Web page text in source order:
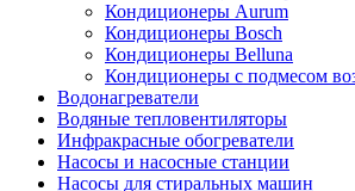
Кондиционеры Aurum
Кондиционеры Bosch
Кондиционеры Belluna
Кондиционеры с подмесом
Водонагреватели
Водяные тепловентиляторы
Инфракрасные обогреватели
Насосы и насосные станции
Насосы для стиральных машин